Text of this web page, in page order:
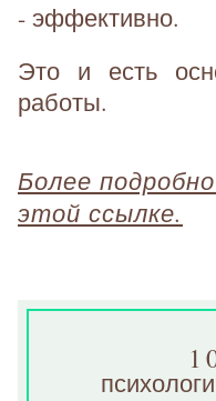
- эффективно.
Это и есть
работы.
Более
этой ссылке.